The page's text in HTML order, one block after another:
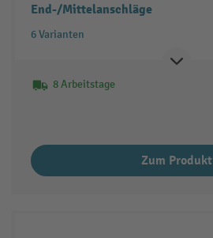
End-/Mittelanschläge
6 Varianten
8 Arbeitstage
Zum Produkt